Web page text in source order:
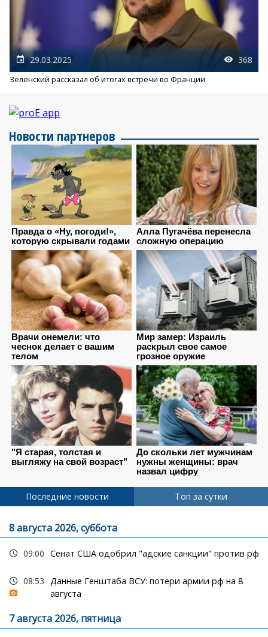
29.03.2025 368
Зеленский рассказал об итогах встречи во Франции
Новости партнеров
Последние новости Топ за сутки
8 августа 2026, суббота
09:00 Сенат США одобрил "адские санкции" против рф
08:53 Данные Генштаба ВСУ: потери армии рф на 8
августа
7 августа 2026, пятница